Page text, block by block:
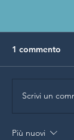
Benefit
Brindisi
1 commento
Scrivi un
Più nuovi